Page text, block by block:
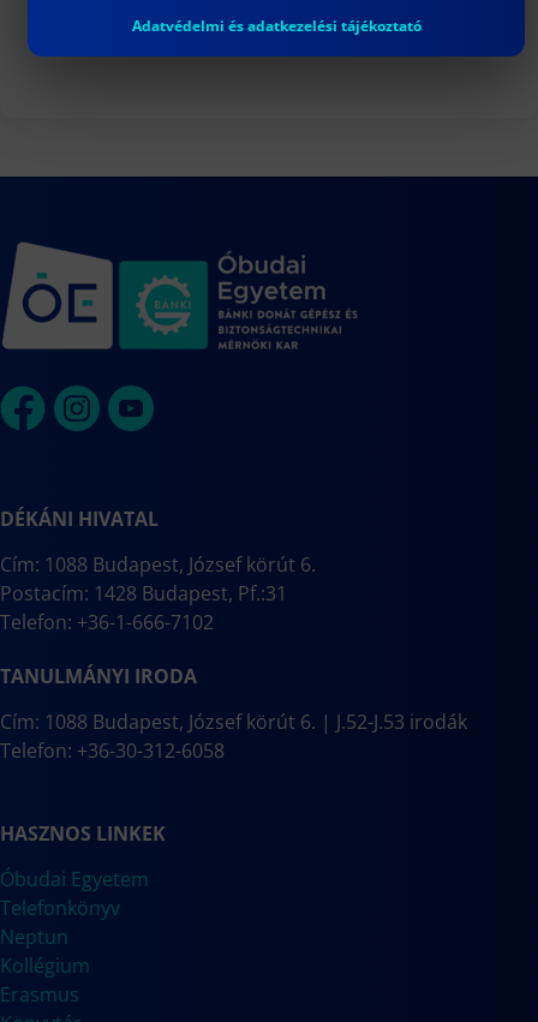
Naptár megtekintése
DÉKÁNI HIVATAL
Cím: 1088 Budapest, József körút 6.
Postacím: 1428 Budapest, Pf.:31
Telefon: +36-1-666-7102
TANULMÁNYI IRODA
Cím: 1088 Budapest, József körút 6. | J.52-J.53 irodák
Telefon: +36-30-312-6058
HASZNOS LINKEK
Óbudai Egyetem
Telefonkönyv
Neptun
Kollégium
Erasmus
Adatvédelmi és adatkezelési tájékoztató